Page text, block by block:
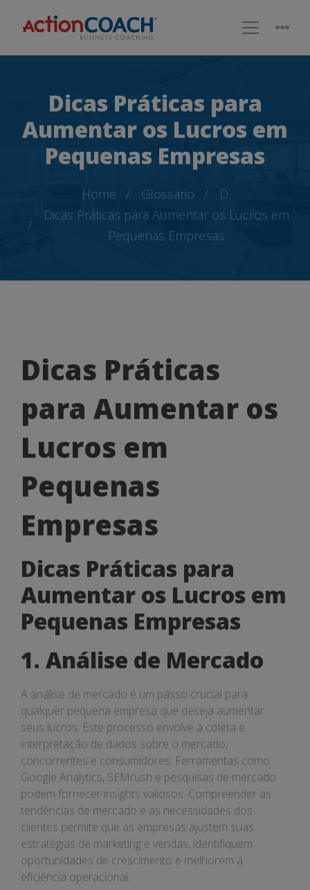
Dicas Práticas para
Aumentar os Lucros em
Pequenas Empresas
Home Glossário
D
Dicas Práticas para Aumentar os Lucros em
Pequenas Empresas
Dicas
Práticas
para
Aumentar
os
Lucros
em
Pequenas
Empresas
Dicas Práticas
para Aumentar os
Lucros em
Pequenas
Empresas
Dicas Práticas para
Aumentar os Lucros em
Pequenas Empresas
1. Análise de Mercado
A análise de mercado é um passo crucial para
qualquer pequena empresa que deseja aumentar
seus lucros. Este processo envolve a coleta e
interpretação de dados sobre o mercado,
concorrentes e consumidores. Ferramentas como
Google Analytics, SEMrush e pesquisas de mercado
podem fornecer insights valiosos. Compreender as
tendências de mercado e as necessidades dos
clientes permite que as empresas ajustem suas
estratégias de marketing e vendas, identifiquem
oportunidades de crescimento e melhorem a
eficiência operacional.